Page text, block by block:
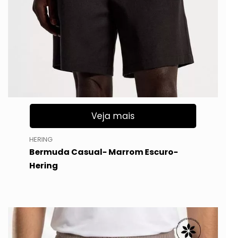
Veja mais
HERING
Bermuda Casual- Marrom Escuro-
Hering